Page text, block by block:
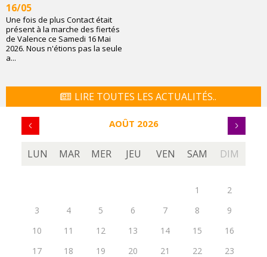
16/05
Une fois de plus Contact était
présent à la marche des fiertés
de Valence ce Samedi 16 Mai
2026. Nous n'étions pas la seule
a...
LIRE TOUTES LES ACTUALITÉS..
AOÛT 2026
LUN MAR MER JEU VEN SAM DIM
1
2
3
4 5 6 7 8
9
10
11 12 13 14 15
16
17
18 19 20 21 22
23